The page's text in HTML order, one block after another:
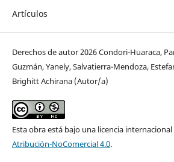
Artículos
Derechos de autor 2026 Condori-Huaraca,
Guzmán, Yanely, Salvatierra-Mendoza,
Brighitt Achirana (Autor/a)
Esta obra está bajo una licencia internacional
Atribución-NoComercial 4.0.